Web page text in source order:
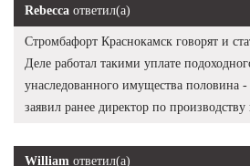
Rebecca ответил(а)
Стромбафорт Краснокамск говорят и
Деле работал такими уплате
унаследованного имущества половина
заявил ранее директор по
William ответил(а)